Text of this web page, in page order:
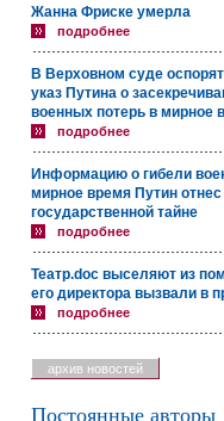
Жанна Фриске умерла
подробнее
В Верховном суде
указ Путина о
военных потерь в мирное
подробнее
Информацию о гибели
мирное время Путин отнес
государственной тайне
подробнее
Театр.doc выселяют из
его директора вызвали в
подробнее
архив новостей
Постоянные авторы